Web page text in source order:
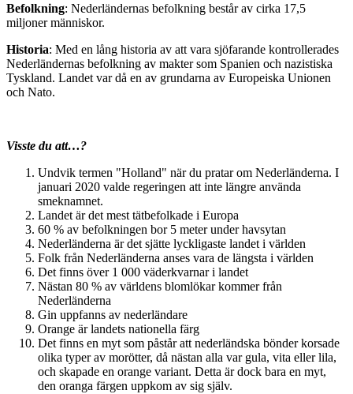
Befolkning: Nederländernas befolkning består av cirka 17,5
miljoner människor.
Historia: Med en lång historia av att vara sjöfarande kontrollerades
Nederländernas befolkning av makter som Spanien och nazistiska
Tyskland. Landet var då en av grundarna av Europeiska Unionen
och Nato.
Visste du att…?
Undvik termen "Holland" när du pratar om Nederländerna. I
januari 2020 valde regeringen att inte längre använda
smeknamnet.
Landet är det mest tätbefolkade i Europa
60 % av befolkningen bor 5 meter under havsytan
Nederländerna är det sjätte lyckligaste landet i världen
Folk från Nederländerna anses vara de längsta i världen
Det finns över 1 000 väderkvarnar i landet
Nästan 80 % av världens blomlökar kommer från
Nederländerna
Gin uppfanns av nederländare
Orange är landets nationella färg
Det finns en myt som påstår att nederländska bönder korsade
olika typer av morötter, då nästan alla var gula, vita eller lila,
och skapade en orange variant. Detta är dock bara en myt,
den oranga färgen uppkom av sig själv.